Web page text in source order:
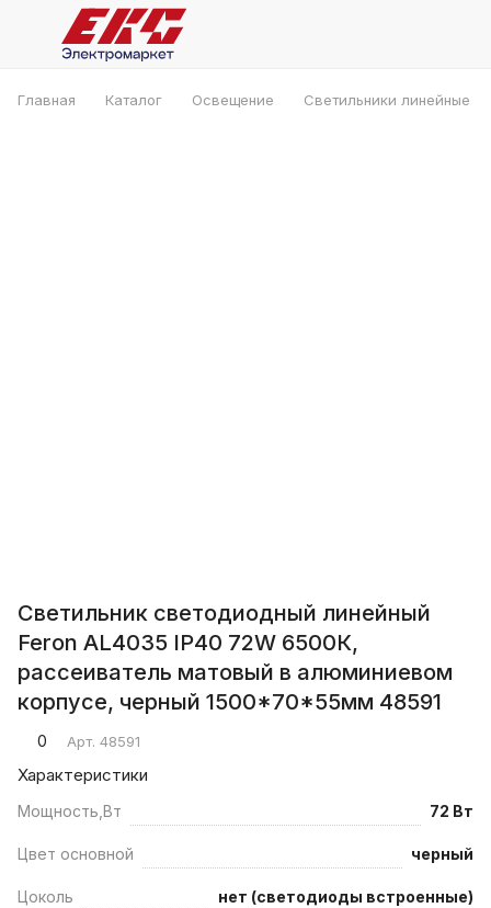
Главная Каталог Освещение Светильники линейные
Светильник светодиодный линейный
Feron AL4035 IP40 72W 6500К,
рассеиватель матовый в алюминиевом
корпусе, черный 1500*70*55мм 48591
0 Арт. 48591
Характеристики
Мощность,Вт 72 Вт
Цвет основной черный
Цоколь нет (светодиоды встроенные)